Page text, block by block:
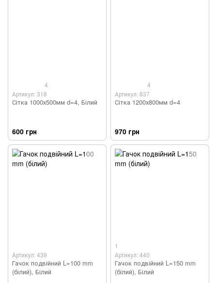
4
Артикул: 318
Сітка 1000х500мм d=4, Білий
600 грн
4
Артикул: 837
Сітка 1200х800мм d=4
970 грн
Артикул: 439
Гачок подвійний L=100 mm
(білий), Білий
1
Артикул: 440
Гачок подвійний L=150 mm
(білий), Білий